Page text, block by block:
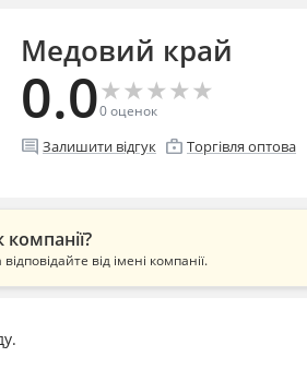
Медовий край
0.0★
★★
★★
★★
★★
★
0оценок
comment Залишити відгук enterprise Торгівля оптова
від імені компанії.